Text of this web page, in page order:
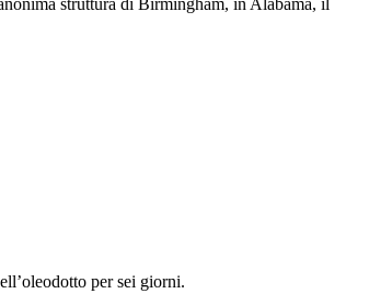
struttura di Birmingham, in Alabama, il
per sei giorni.